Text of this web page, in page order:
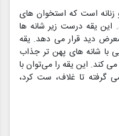
زنانه است که استخوان های
این یقه درست زیر شانه ها
معرض دید قرار می دهد. یقه
با شانه های پهن تر جذاب
کند. این یقه را می‌توان با
گرفته تا غلاف، ست کرد،